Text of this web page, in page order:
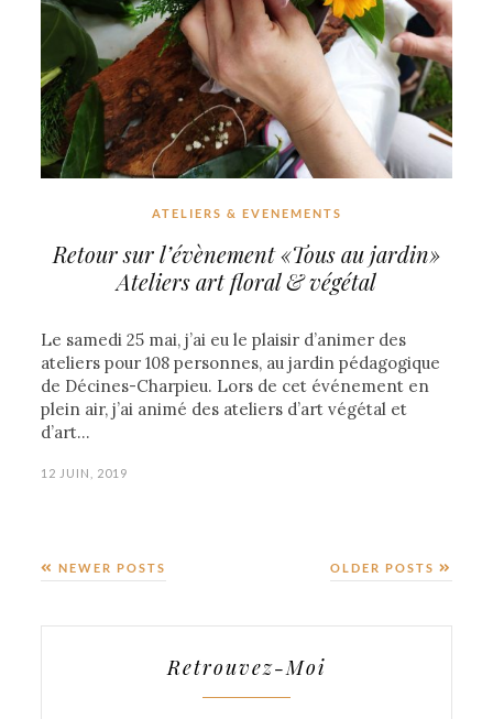
ATELIERS & EVENEMENTS
Retour sur l’évènement «Tous au jardin»
Ateliers art floral & végétal
Le samedi 25 mai, j’ai eu le plaisir d’animer des
ateliers pour 108 personnes, au jardin pédagogique
de Décines-Charpieu. Lors de cet événement en
plein air, j’ai animé des ateliers d’art végétal et
d’art…
12 JUIN, 2019
OLDER POSTS
NEWER POSTS
Retrouvez-Moi